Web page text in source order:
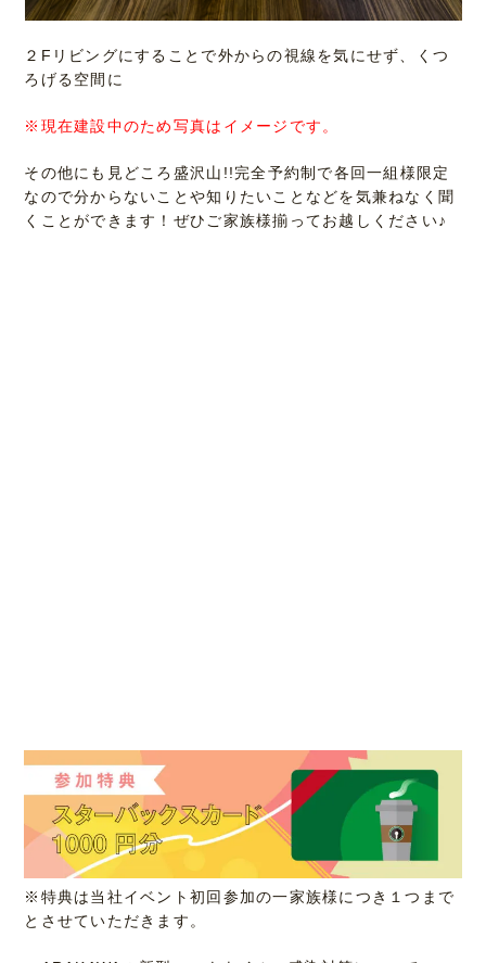
２Fリビングにすることで外からの視線を気にせず、くつ
ろげる空間に
※現在建設中のため写真はイメージです。
その他にも見どころ盛沢山!!完全予約制で各回一組様限定
なので分からないことや知りたいことなどを気兼ねなく聞
くことができます！ぜひご家族様揃ってお越しください♪
※特典は当社イベント初回参加の一家族様につき１つまで
とさせていただきます。